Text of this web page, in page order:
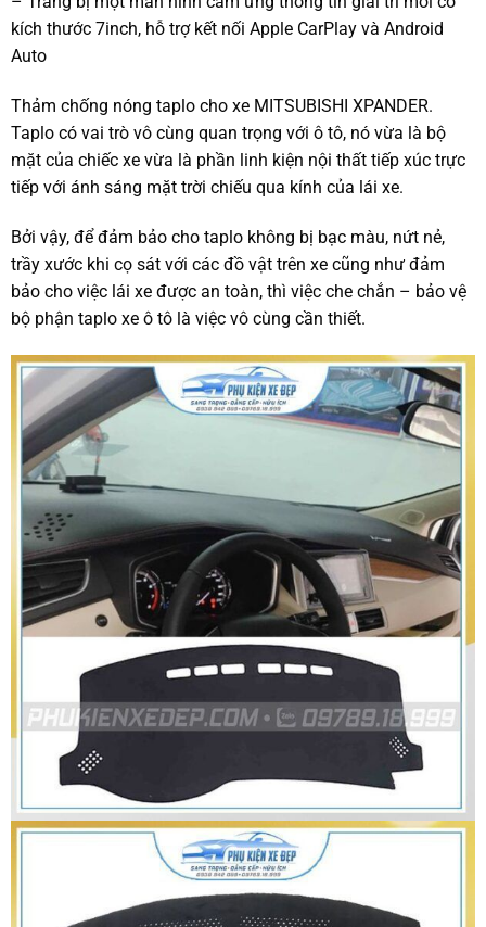
kích thước 7inch, hỗ trợ kết nối Apple CarPlay và Android
Auto
Thảm chống nóng taplo cho xe MITSUBISHI XPANDER.
Taplo có vai trò vô cùng quan trọng với ô tô, nó vừa là bộ
mặt của chiếc xe vừa là phần linh kiện nội thất tiếp xúc trực
tiếp với ánh sáng mặt trời chiếu qua kính của lái xe.
Bởi vậy, để đảm bảo cho taplo không bị bạc màu, nứt nẻ,
trầy xước khi cọ sát với các đồ vật trên xe cũng như đảm
bảo cho việc lái xe được an toàn, thì việc che chắn – bảo vệ
bộ phận taplo xe ô tô là việc vô cùng cần thiết.